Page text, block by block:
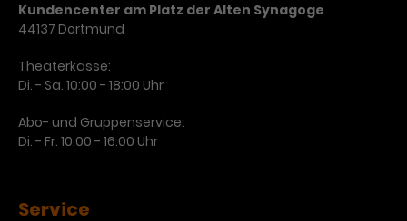
Kundencenter am Platz der Alten Synagoge
44137 Dortmund
Theaterkasse:
Di. - Sa. 10:00 - 18:00 Uhr
Abo- und Gruppenservice:
Di. - Fr. 10:00 - 16:00 Uhr
Service